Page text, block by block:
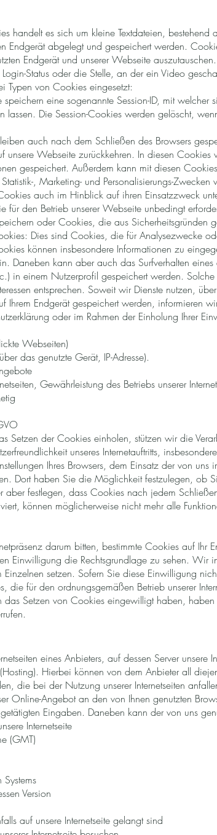
handelt es sich um kleine Textdateien, bestehend
Endgerät abgelegt und gespeichert werden.
Endgerät und unserer Webseite
Status oder die Stelle, an der ein Video
Typen von Cookies eingesetzt:
eine sogenannte Session-ID, mit welcher
lassen. Die Session-Cookies werden gelöscht,
auch nach dem Schließen des Browsers
unsere Webseite zurückkehren. In diesen Cookies
gespeichert. Außerdem kann mit diesen
, Marketing- und Personalisierungs-Zwecken
auch im Hinblick auf ihren Einsatzzweck
den Betrieb unserer Webseite unbedingt
oder Cookies, die aus Sicherheitsgründen
Dies sind Cookies, die für Analysezwecke
können insbesondere Informationen zu
Daneben kann aber auch das Surfverhalten
in einem Nutzerprofil gespeichert werden.
entsprechen. Soweit wir Dienste nutzen,
Ihrem Endgerät gespeichert werden, informieren
oder im Rahmen der Einholung Ihrer
Webseiten)
das genutzte Gerät, IP-Adresse).
Gewährleistung des Betriebs unserer
Setzen der Cookies einholen, stützen wir die
unseres Internetauftritts,
Ihres Browsers, dem Einsatz der von uns
Dort haben Sie die Möglichkeit festzulegen, ob
festlegen, dass Cookies nach jedem
können möglicherweise nicht mehr alle
darum bitten, bestimmte Cookies auf Ihr
Einwilligung die Rechtsgrundlage zu sehen. Wir
setzen. Sofern Sie diese Einwilligung
für den ordnungsgemäßen Betrieb unserer
das Setzen von Cookies eingewilligt haben,
eines Anbieters, auf dessen Server unsere
Hierbei können von dem Anbieter all
die bei der Nutzung unserer Internetseiten
Online-Angebot an den von Ihnen genutzten
Eingaben. Daneben kann der von uns
Internetseite
(GMT)
Version
auf unsere Internetseite gelangt sind